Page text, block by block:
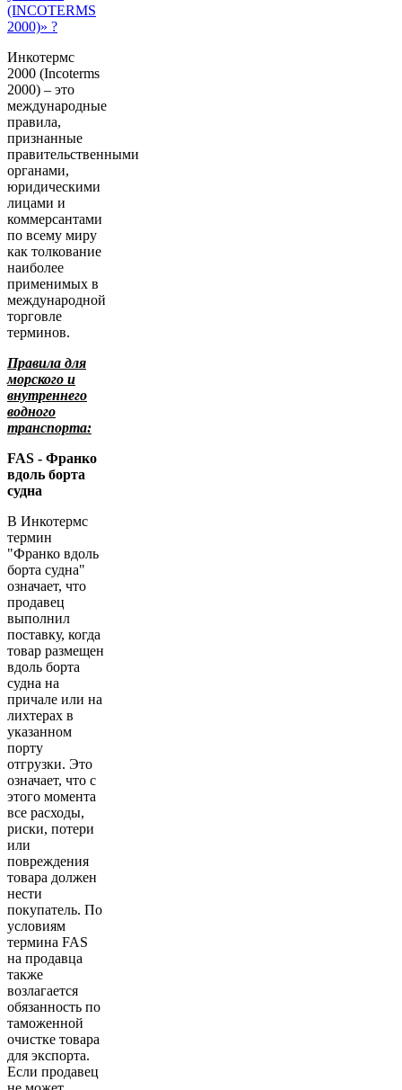
Инкотермс
2000 (Incoterms
2000) – это
международные
правила,
признанные
правительственными
органами,
юридическими
лицами и
коммерсантами
по всему миру
как толкование
наиболее
применимых в
международной
торговле
терминов.
Правила для
морского и
внутреннего
водного
транспорта:
FAS - Франко
вдоль борта
судна
В Инкотермс
термин
"Франко вдоль
борта судна"
означает, что
продавец
выполнил
поставку, когда
товар размещен
вдоль борта
судна на
причале или на
лихтерах в
указанном
порту
отгрузки. Это
означает, что с
этого момента
все расходы,
риски, потери
или
повреждения
товара должен
нести
покупатель. По
условиям
термина FAS
на продавца
также
возлагается
обязанность по
таможенной
очистке товара
для экспорта.
Если продавец